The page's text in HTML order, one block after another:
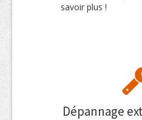
savoir plus !
Dépannage